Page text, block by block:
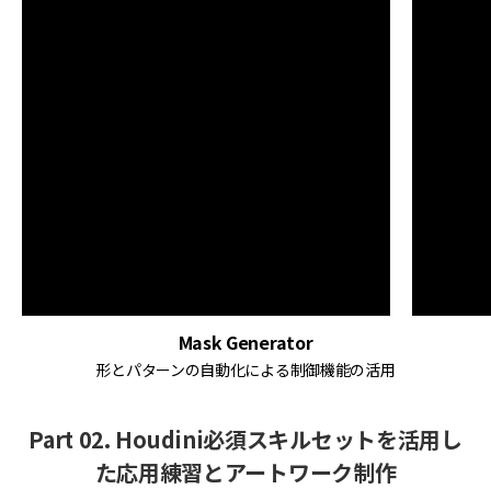
Mask Generator
形とパターンの自動化による制御機能の活用
Part 02. Houdini必須スキルセットを活用し
た応用練習とアートワーク制作